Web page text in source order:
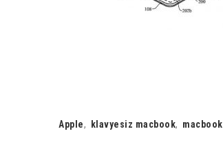
Tags:
Apple, klavyesiz macbook, macbook